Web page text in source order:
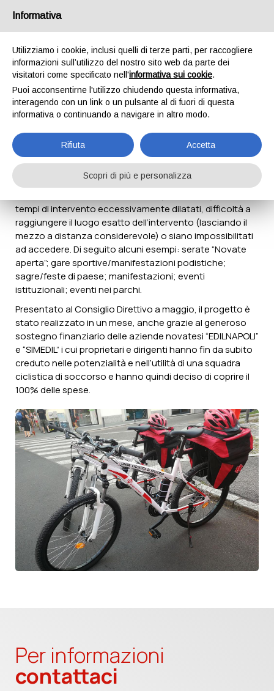
Squadra ciclistica
Home Attività Squadra ciclistica
quello americano e di quello britannico ed è applicabile a
tutti quegli eventi in cui, per svariati motivi (e.g.:
svolgimento su aree pedonali – anche temporanee -,
parchi; concentrazione massiva di persone), i
tempi di intervento eccessivamente dilatati, difficoltà a
raggiungere il luogo esatto dell’intervento (lasciando il
mezzo a distanza considerevole) o siano impossibilitati
ad accedere. Di seguito alcuni esempi: serate “Novate
aperta”; gare sportive/manifestazioni podistiche;
sagre/feste di paese; manifestazioni; eventi
istituzionali; eventi nei parchi.
Presentato al Consiglio Direttivo a maggio, il progetto è
stato realizzato in un mese, anche grazie al generoso
sostegno finanziario delle aziende novatesi “EDILNAPOLI”
e “SIMEDIL” i cui proprietari e dirigenti hanno fin da subito
creduto nelle potenzialità e nell’utilità di una squadra
ciclistica di soccorso e hanno quindi deciso di coprire il
100% delle spese.
Per informazioni
contattaci
Informativa
Utilizziamo i cookie, inclusi quelli di terze parti, per raccogliere
informazioni sull’utilizzo del nostro sito web da parte dei
visitatori come specificato nell'informativa sui cookie.
Puoi acconsentirne l'utilizzo chiudendo questa informativa,
interagendo con un link o un pulsante al di fuori di questa
informativa o continuando a navigare in altro modo.
Rifiuta Accetta
Scopri di più e personalizza